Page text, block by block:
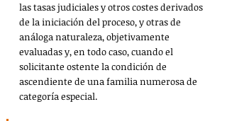
las tasas judiciales y otros costes derivados
de la iniciación del proceso, y otras de
análoga naturaleza, objetivamente
evaluadas y, en todo caso, cuando el
solicitante ostente la condición de
ascendiente de una familia numerosa de
categoría especial.